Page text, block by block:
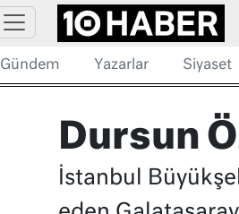
Gündem Yazarlar Siyaset
Dursun
İstanbul